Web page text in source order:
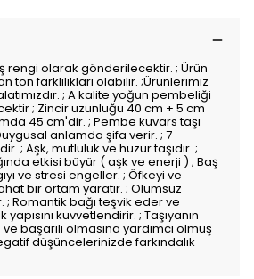
rengi olarak gönderilecektir. ; Ürün
ton farklılıkları olabilir. ;Ürünlerimiz
; A kalite yoğun pembeliği
; Zincir uzunluğu 40 cm + 5 cm
45 cm'dir. ; Pembe kuvars taşı
anlamda şifa verir. ; 7
; Aşk, mutluluk ve huzur taşıdır. ;
etkisi büyür ( aşk ve enerji ) ; Baş
ve stresi engeller. ; Öfkeyi ve
bir ortam yaratır. ; Olumsuz
Romantik bağı teşvik eder ve
kuvvetlendirir. ; Taşıyanın
başarılı olmasına yardımcı olmuş
düşüncelerinizde farkındalık